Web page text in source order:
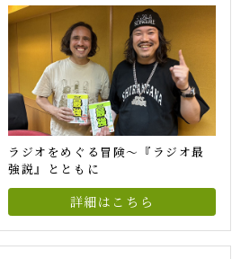
ラジオをめぐる冒険～『ラジオ最
強説』とともに
詳細はこちら